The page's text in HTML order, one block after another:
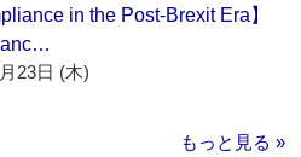
in the Post-Brexit Era】
23日 (木)
もっと見る »